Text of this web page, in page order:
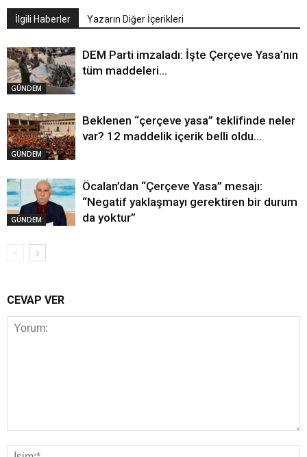
İlgili Haberler Yazarın Diğer İçerikleri
GÜNDEM
DEM Parti imzaladı: İşte Çerçeve Yasa’nın
tüm maddeleri…
GÜNDEM
Beklenen “çerçeve yasa” teklifinde neler
var? 12 maddelik içerik belli oldu…
GÜNDEM
Öcalan’dan “Çerçeve Yasa” mesajı:
“Negatif yaklaşmayı gerektiren bir durum
da yoktur”
CEVAP VER